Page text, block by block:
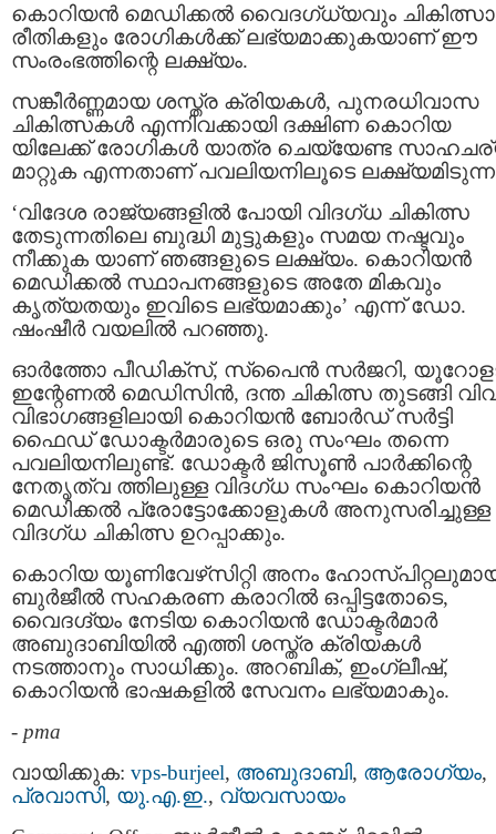
കൊറിയൻ മെഡിക്കൽ വൈദഗ്ധ്യവും ചികിത്സാ
രീതികളും രോഗികൾക്ക് ലഭ്യമാക്കുകയാണ് ഈ
സംരംഭത്തിന്റെ ലക്ഷ്യം.
സങ്കീർണ്ണമായ ശസ്ത്ര ക്രിയകൾ, പുനരധിവാസ
ചികിത്സകൾ എന്നിവക്കായി ദക്ഷിണ കൊറിയ
യിലേക്ക് രോഗികൾ യാത്ര ചെയ്യേണ്ട
മാറ്റുക എന്നതാണ് പവലിയനിലൂടെ
‘വിദേശ രാജ്യങ്ങളിൽ പോയി വിദഗ്ധ ചികിത്സ
തേടുന്നതിലെ ബുദ്ധി മുട്ടുകളും സമയ നഷ്ടവും
നീക്കുക യാണ് ഞങ്ങളുടെ ലക്ഷ്യം. കൊറിയൻ
മെഡിക്കൽ സ്ഥാപനങ്ങളുടെ അതേ മികവും
കൃത്യതയും ഇവിടെ ലഭ്യമാക്കും’ എന്ന് ഡോ.
ഷംഷീർ വയലിൽ പറഞ്ഞു.
ഓർത്തോ പീഡിക്സ്, സ്പൈൻ സർജറി,
ഇന്റേണൽ മെഡിസിൻ, ദന്ത ചികിത്സ തുടങ്ങി
വിഭാഗങ്ങളിലായി കൊറിയൻ ബോർഡ് സർട്ടി
ഫൈഡ് ഡോക്ടർമാരുടെ ഒരു സംഘം തന്നെ
പവലിയനിലുണ്ട്. ഡോക്ടർ ജിസൂൺ പാർക്കിന്റെ
നേതൃത്വ ത്തിലുള്ള വിദഗ്ധ സംഘം കൊറിയൻ
മെഡിക്കൽ പ്രോട്ടോക്കോളുകൾ അനുസരിച്ചുള്ള
വിദഗ്ധ ചികിത്സ ഉറപ്പാക്കും.
കൊറിയ യൂണിവേഴ്‌സിറ്റി അനം
ബുർജീൽ സഹകരണ കരാറിൽ ഒപ്പിട്ടതോടെ,
വൈദഗ്ദ്യം നേടിയ കൊറിയൻ ഡോക്ടർമാർ
അബുദാബിയിൽ എത്തി ശസ്ത്ര ക്രിയകൾ
നടത്താനും സാധിക്കും. അറബിക്, ഇംഗ്ലീഷ്,
കൊറിയൻ ഭാഷകളിൽ സേവനം ലഭ്യമാകും.
- pma
വായിക്കുക: vps-burjeel, അബുദാബി, ആരോഗ്യം,
പ്രവാസി, യു.എ.ഇ., വ്യവസായം